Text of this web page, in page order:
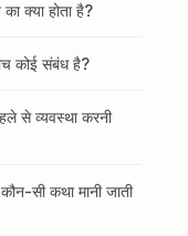
क्या होता है?
कोई संबंध है?
से व्यवस्था करनी
सी कथा मानी जाती